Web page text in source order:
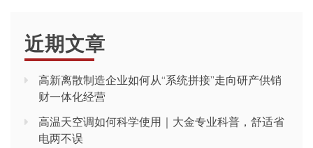
近期文章
高新离散制造企业如何从“系统拼接”走向研产供销
财一体化经营
高温天空调如何科学使用｜大金专业科普，舒适省
电两不误